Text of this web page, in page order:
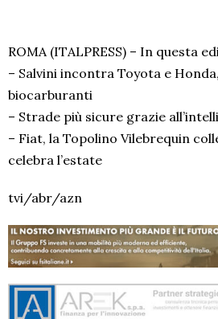
ROMA (ITALPRESS) – In questa
– Salvini incontra Toyota e
biocarburanti
– Strade più sicure grazie
– Fiat, la Topolino Vilebrequin
celebra l’estate
tvi/abr/azn